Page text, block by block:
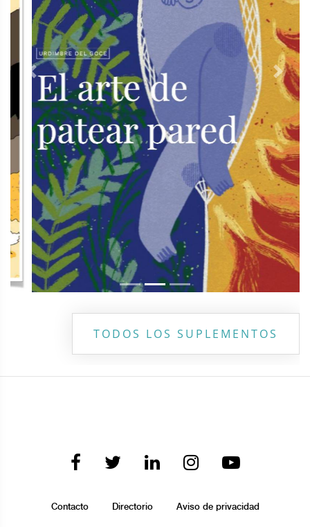
Previous Next
TODOS LOS SUPLEMENTOS
Contacto Directorio Aviso de privacidad